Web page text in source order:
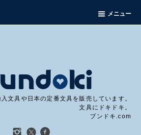
メニュー
入文具や日本の定番文具を販売しています。
文具にドキドキ。
ブンドキ.com